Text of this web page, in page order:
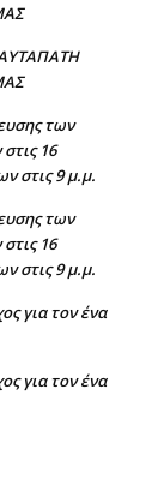
των
16
στις 9 μ.μ.
των
16
στις 9 μ.μ.
για τον ένα
για τον ένα